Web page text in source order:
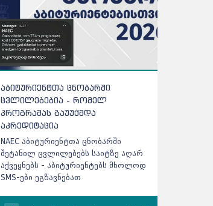
აბიტურიენტთა ცნობარში
ცვლილებებია - რომელ
პროგრამას გაუუქმდა
აკრედიტაცია
NAEC აბიტურიენტთა ცნობარში
შეტანილ ცვლილებებს საიტზე აღარ
აქვეყნებს - აბიტურიენტებს მხოლოდ
SMS-ები ეგზავნებათ